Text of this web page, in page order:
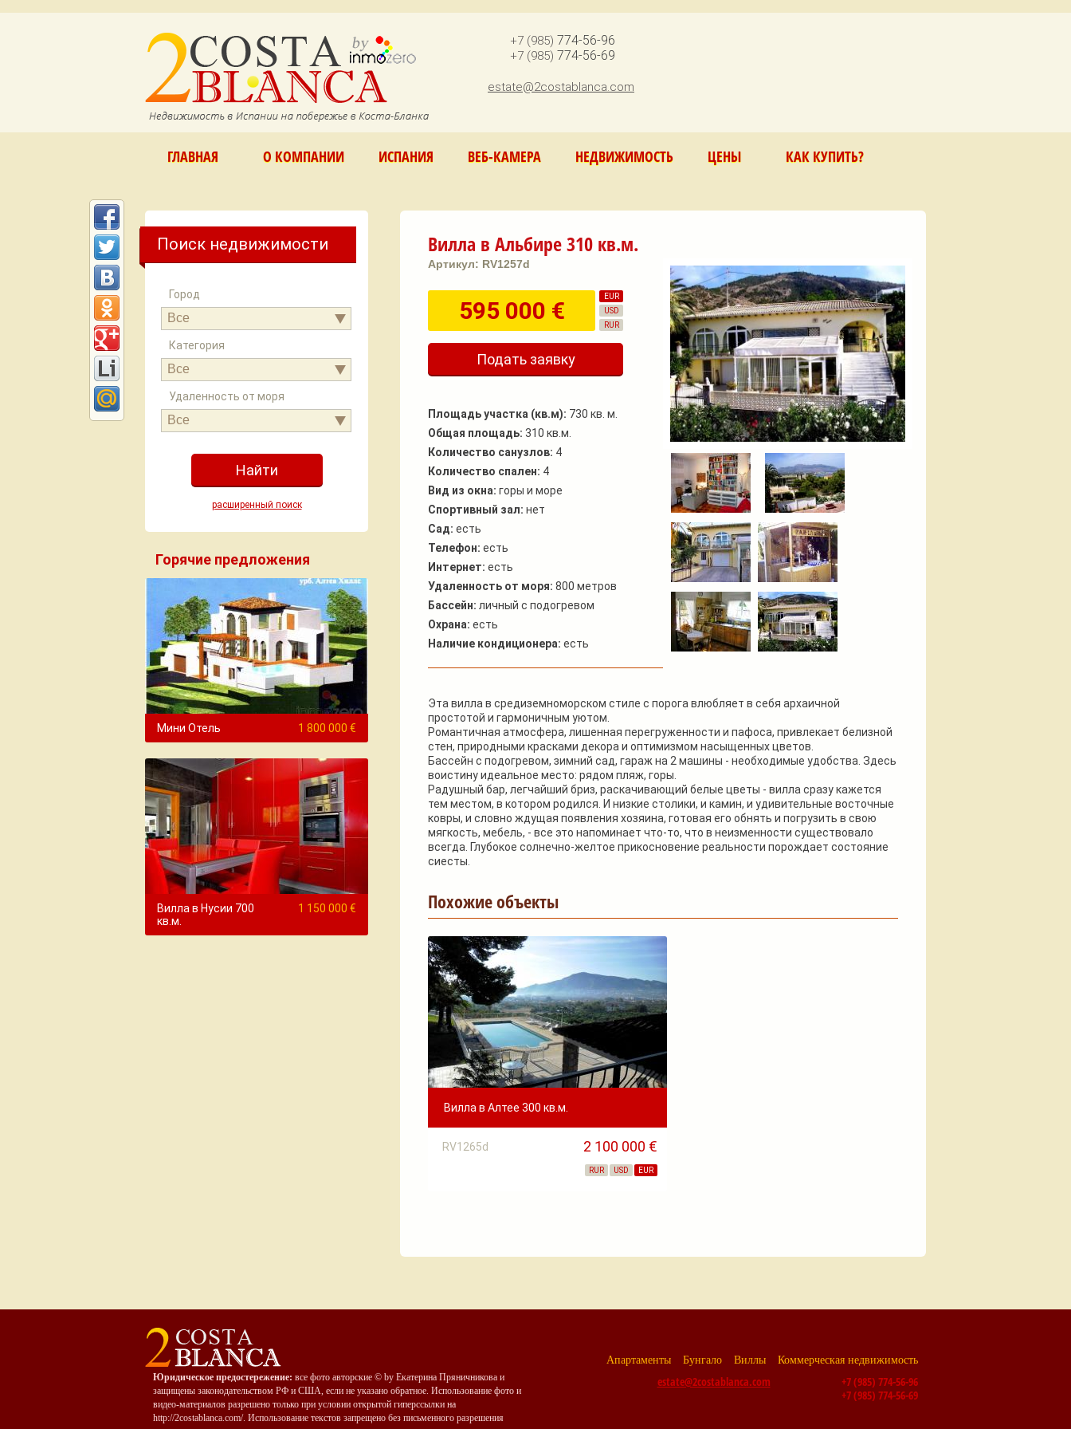
+7 (985) 774-56-96
+7 (985) 774-56-69
estate@2costablanca.com
ГЛАВНАЯ О КОМПАНИИ ИСПАНИЯ ВЕБ-КАМЕРА НЕДВИЖИМОСТЬ ЦЕНЫ КАК КУПИТЬ?
Вилла в Альбире 310 кв.м.
Артикул: RV1257d
595 000 €
EUR
USD
RUR
Подать заявку
Площадь участка (кв.м): 730 кв. м.
Общая площадь: 310 кв.м.
Количество санузлов: 4
Количество спален: 4
Вид из окна: горы и море
Спортивный зал: нет
Сад: есть
Телефон: есть
Интернет: есть
Удаленность от моря: 800 метров
Бассейн: личный с подогревом
Охрана: есть
Наличие кондиционера: есть
Эта вилла в средиземноморском стиле с порога влюбляет в себя архаичной
простотой и гармоничным уютом.
Романтичная атмосфера, лишенная перегруженности и пафоса, привлекает белизной
стен, природными красками декора и оптимизмом насыщенных цветов.
Бассейн с подогревом, зимний сад, гараж на 2 машины - необходимые удобства. Здесь
воистину идеальное место: рядом пляж, горы.
Радушный бар, легчайший бриз, раскачивающий белые цветы - вилла сразу кажется
тем местом, в котором родился. И низкие столики, и камин, и удивительные восточные
ковры, и словно ждущая появления хозяина, готовая его обнять и погрузить в свою
мягкость, мебель, - все это напоминает что-то, что в неизменности существовало
всегда. Глубокое солнечно-желтое прикосновение реальности порождает состояние
сиесты.
Похожие объекты
Вилла в Алтее 300 кв.м.
RV1265d 2 100 000 €
EUR
USD
RUR
Поиск недвижимости
Город
Все
Категория
Все
Удаленность от моря
Все
расширенный поиск
Горячие предложения
Мини Отель 1 800 000 €
Вилла в Нусии 700
кв.м.
1 150 000 €
Юридическое предостережение: все фото авторские © by Екатерина Пряничникова и
защищены законодательством РФ и США, если не указано обратное. Использование фото и
видео-материалов разрешено только при условии открытой гиперссылки на
http://2costablanca.com/. Использование текстов запрещено без письменного разрешения
Апартаменты Бунгало Виллы Коммерческая недвижимость
estate@2costablanca.com
+7 (985) 774-56-96
+7 (985) 774-56-69